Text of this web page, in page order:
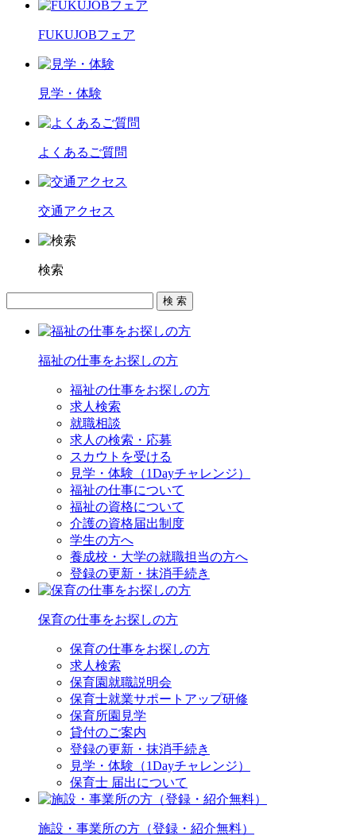
FUKUJOBフェア
見学・体験
よくあるご質問
交通アクセス
検索
福祉の仕事をお探しの方
福祉の仕事をお探しの方
求人検索
就職相談
求人の検索・応募
スカウトを受ける
見学・体験（1Dayチャレンジ）
福祉の仕事について
福祉の資格について
介護の資格届出制度
学生の方へ
養成校・大学の就職担当の方へ
登録の更新・抹消手続き
保育の仕事をお探しの方
保育の仕事をお探しの方
求人検索
保育園就職説明会
保育士就業サポートアップ研修
保育所園見学
貸付のご案内
登録の更新・抹消手続き
見学・体験（1Dayチャレンジ）
保育士 届出について
施設・事業所の方（登録・紹介無料）